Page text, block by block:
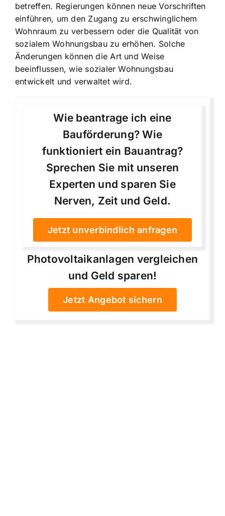
betreffen. Regierungen können neue Vorschriften
einführen, um den Zugang zu erschwinglichem
Wohnraum zu verbessern oder die Qualität von
sozialem Wohnungsbau zu erhöhen. Solche
Änderungen können die Art und Weise
beeinflussen, wie sozialer Wohnungsbau
entwickelt und verwaltet wird.
Wie beantrage ich eine
Bauförderung? Wie
funktioniert ein Bauantrag?
Sprechen Sie mit unseren
Experten und sparen Sie
Nerven, Zeit und Geld.
Jetzt unverbindlich anfragen
Photovoltaikanlagen vergleichen
und Geld sparen!
Jetzt Angebot sichern